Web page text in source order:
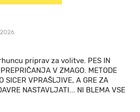
priprav za volitve. PES IN
V ZMAGO. METODE
SICER VPRAŠLJIVE, A GRE ZA
NASTAVLJATI... NI BLEMA VSE